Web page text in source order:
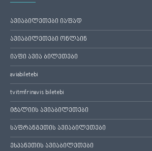
ავიაბილეთები იაფად
ავიაბილეთები ონლაინ
იაფი ავია ბილეთები
aviabiletebi
tvitmfrinavis biletebi
იტალიის ავიაბილეთები
საფრანგეთის ავიაბილეთები
ესპანეთის ავიაბილეთები